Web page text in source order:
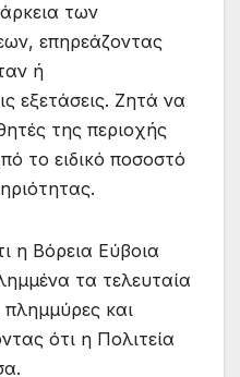
των
επηρεάζοντας
ή
εξετάσεις. Ζητά να
της περιοχής
το ειδικό ποσοστό
η Βόρεια Εύβοια
τα τελευταία
και
ότι η Πολιτεία